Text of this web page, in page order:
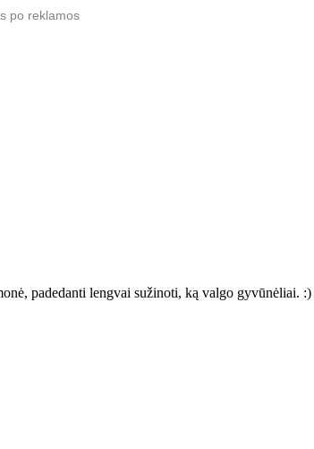
po reklamos
padedanti lengvai sužinoti, ką valgo gyvūnėliai.